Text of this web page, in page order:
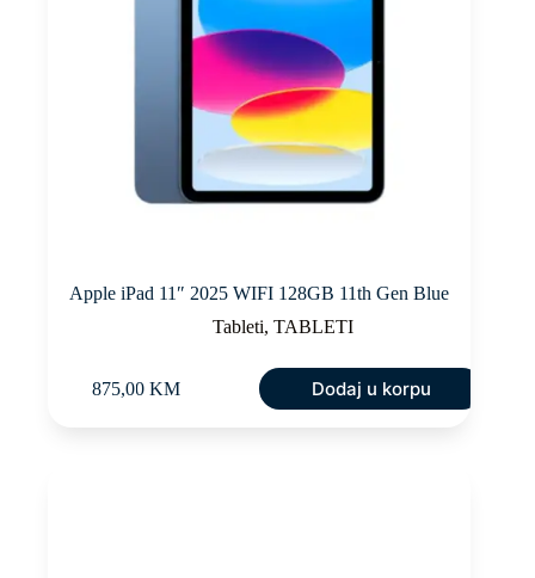
Apple iPad 11″ 2025 WIFI 128GB 11th Gen Blue
Tableti,TABLETI
875,00 KM Dodaj u korpu